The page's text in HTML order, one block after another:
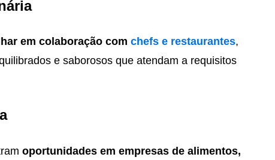
em colaboração com chefs e restaurantes,
e saborosos que atendam a requisitos
oportunidades em empresas de alimentos,